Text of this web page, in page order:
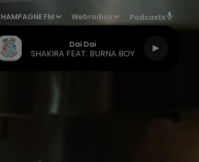
FM Webradios Podcasts
Dai Dai
SHAKIRA FEAT. BURNA BOY